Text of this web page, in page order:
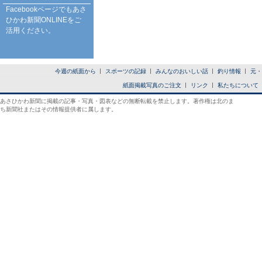
Facebookページでもあさ
ひかわ新聞ONLINEをご
活用ください。
今週の紙面から スポーツの記録 みんなのおいしい話 釣り情報 元
紙面掲載写真のご注文 リンク 私たちについて
あさひかわ新聞に掲載の記事・写真・図表などの無断転載を禁止します。著作権は北のま
ち新聞社またはその情報提供者に属します。